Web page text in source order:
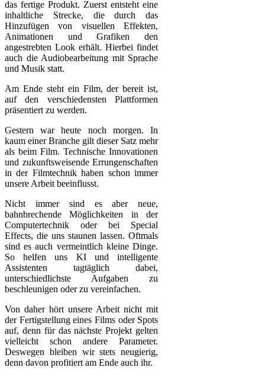
das fertige Produkt. Zuerst entsteht eine
inhaltliche Strecke, die durch das
Hinzufügen von visuellen Effekten,
Animationen und Grafiken den
angestrebten Look erhält. Hierbei findet
auch die Audiobearbeitung mit Sprache
und Musik statt.
Am Ende steht ein Film, der bereit ist,
auf den verschiedensten Plattformen
präsentiert zu werden.
Gestern war heute noch morgen. In
kaum einer Branche gilt dieser Satz mehr
als beim Film. Technische Innovationen
und zukunftsweisende Errungenschaften
in der Filmtechnik haben schon immer
unsere Arbeit beeinflusst.
Nicht immer sind es aber neue,
bahnbrechende Möglichkeiten in der
Computertechnik oder bei Special
Effects, die uns staunen lassen. Oftmals
sind es auch vermeintlich kleine Dinge.
So helfen uns KI und intelligente
Assistenten tagtäglich dabei,
unterschiedlichste Aufgaben zu
beschleunigen oder zu vereinfachen.
Von daher hört unsere Arbeit nicht mit
der Fertigstellung eines Films oder Spots
auf, denn für das nächste Projekt gelten
vielleicht schon andere Parameter.
Deswegen bleiben wir stets neugierig,
denn davon profitiert am Ende auch ihr.